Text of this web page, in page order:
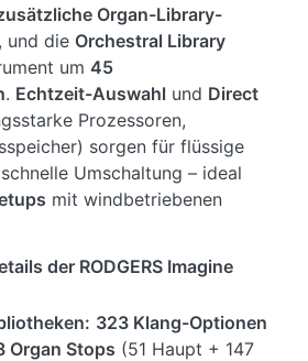
Organ-Library-
, und die Orchestral Library
um 45
. Echtzeit-Auswahl und Direct
Prozessoren,
sorgen für flüssige
Umschaltung – ideal
mit windbetriebenen
der RODGERS Imagine
323 Klang-Optionen
Organ Stops (51 Haupt + 147